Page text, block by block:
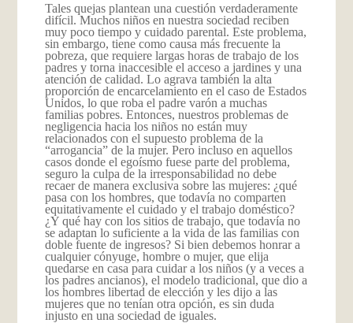
Tales quejas plantean una cuestión verdaderamente
difícil. Muchos niños en nuestra sociedad reciben
muy poco tiempo y cuidado parental. Este problema,
sin embargo, tiene como causa más frecuente la
pobreza, que requiere largas horas de trabajo de los
padres y torna inaccesible el acceso a jardines y una
atención de calidad. Lo agrava también la alta
proporción de encarcelamiento en el caso de Estados
Unidos, lo que roba el padre varón a muchas
familias pobres. Entonces, nuestros problemas de
negligencia hacia los niños no están muy
relacionados con el supuesto problema de la
“arrogancia” de la mujer. Pero incluso en aquellos
casos donde el egoísmo fuese parte del problema,
seguro la culpa de la irresponsabilidad no debe
recaer de manera exclusiva sobre las mujeres: ¿qué
pasa con los hombres, que todavía no comparten
equitativamente el cuidado y el trabajo doméstico?
¿Y qué hay con los sitios de trabajo, que todavía no
se adaptan lo suficiente a la vida de las familias con
doble fuente de ingresos? Si bien debemos honrar a
cualquier cónyuge, hombre o mujer, que elija
quedarse en casa para cuidar a los niños (y a veces a
los padres ancianos), el modelo tradicional, que dio a
los hombres libertad de elección y les dijo a las
mujeres que no tenían otra opción, es sin duda
injusto en una sociedad de iguales.